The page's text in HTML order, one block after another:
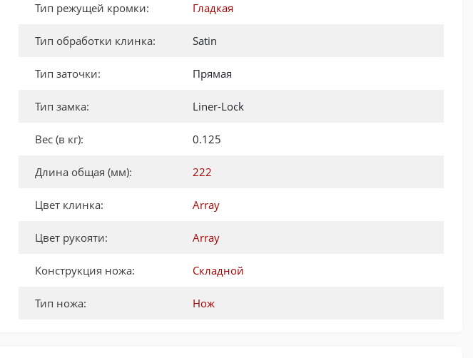
Тип режущей кромки: Гладкая
Тип обработки клинка: Satin
Тип заточки: Прямая
Тип замка: Liner-Lock
Вес (в кг): 0.125
Длина общая (мм): 222
Цвет клинка: Array
Цвет рукояти: Array
Конструкция ножа: Складной
Тип ножа: Нож